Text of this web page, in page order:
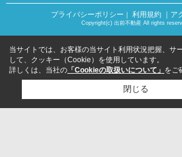
プライバシーポリシー 利用規約 ｜
Copyright(c) 出前不動産 All rights
当サイトでは、お客様の当サイト利用状況把握、サ
して、クッキー（Cookie）を使用しています。
詳しくは、当社の 「Cookieの取扱いについて」 をご
閉じる